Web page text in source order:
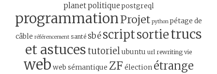
planetpolitiquepostgreql
programmationProjet python pétage de
câble référencement santé sbé scriptsortietrucs
et astucestutorielubuntu url rewriting vie
web web sémantique ZF élection étrange